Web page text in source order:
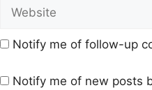
Notify me of follow-up
Notify me of new posts